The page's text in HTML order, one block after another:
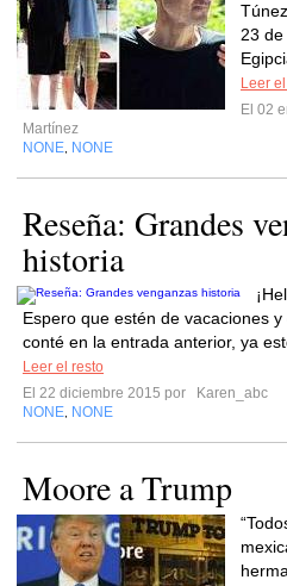
23
Leer
El 02
Martínez
NONE NONE
Reseña: Grandes
historia
Espero que estén de vacaciones
conté en la entrada anterior, ya
Leer el resto
El 22 diciembre 2015 por
Karen_abc
NONE NONE
Moore a Trump